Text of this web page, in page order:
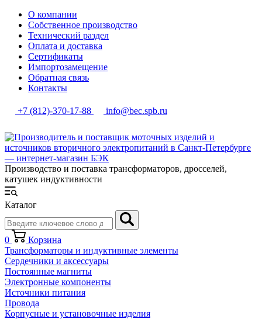
О компании
Собственное производство
Технический раздел
Оплата и доставка
Сертификаты
Импортозамещение
Обратная связь
Контакты
+7 (812)-370-17-88 info@bec.spb.ru
Производство и поставка трансформаторов, дросселей,
катушек индуктивности
Каталог
0
Корзина
Трансформаторы и индуктивные элементы
Сердечники и аксессуары
Постоянные магниты
Электронные компоненты
Источники питания
Провода
Корпусные и установочные изделия